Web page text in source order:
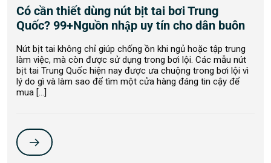
Có cần thiết dùng nút bịt tai bơi Trung
Quốc? 99+Nguồn nhập uy tín cho dân buôn
Nút bịt tai không chỉ giúp chống ồn khi ngủ hoặc tập trung
làm việc, mà còn được sử dụng trong bơi lội. Các mẫu nút
bịt tai Trung Quốc hiện nay được ưa chuộng trong bơi lội vì
lý do gì và làm sao để tìm một cửa hàng đáng tin cậy để
mua […]